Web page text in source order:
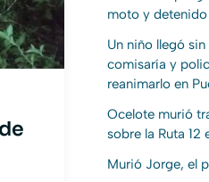
moto y detenido
Un niño llegó
comisaría y
reanimarlo en
Ocelote murió
sobre la Ruta 12
Murió Jorge, el